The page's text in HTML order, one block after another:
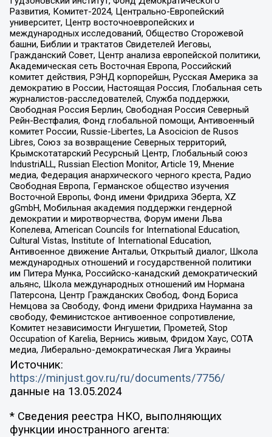
Развития, Комитет-2024, Центрально-Европейский
университет, Центр восточноевропейских и
международных исследований, Общество Сторожевой
башни, Библии и трактатов Свидетелей Иеговы,
Гражданский Совет, Центр анализа европейской политики,
Академическая сеть Восточная Европа, Российский
комитет действия, РЭНД корпорейшн, Русская Америка за
демократию в России, Настоящая Россия, Глобальная сеть
журналистов-расследователей, Служба поддержки,
Свободная Россия Берлин, Свободная Россия Северный
Рейн-Вестфалия, Фонд глобальной помощи, Антивоенный
комитет России, Russie-Libertes, La Asocicion de Rusos
Libres, Союз за возвращение Северных территорий,
Крымскотатарский Ресурсный Центр, Глобальный союз
IndustriALL, Russian Election Monitor, Article 19, Мнение
медиа, Федерация анархического черного креста, Радио
Свободная Европа, Германское общество изучения
Восточной Европы, Фонд имени Фридриха Эберта, XZ
gGmbH, Мобильная академия поддержки гендерной
демократии и миротворчества, Форум имени Льва
Копелева, American Councils for International Education,
Cultural Vistas, Institute of International Education,
Антивоенное движение Антальи, Открытый диалог, Школа
международных отношений и государственной политики
им Питера Мунка, Российско-канадский демократический
альянс, Школа международных отношений им Нормана
Патерсона, Центр Гражданских Свобод, Фонд Бориса
Немцова за Свободу, Фонд имени Фридриха Науманна за
свободу, Феминистское антивоенное сопротивление,
Комитет независимости Ингушетии, Прометей, Stop
Occupation of Karelia, Вернись живым, Фридом Хаус, СОТА
медиа, Либерально-демократическая Лига Украины
Источник:
https://minjust.gov.ru/ru/documents/7756/
данные на 13.05.2024
* Сведения реестра НКО, выполняющих
функции иностранного агента: